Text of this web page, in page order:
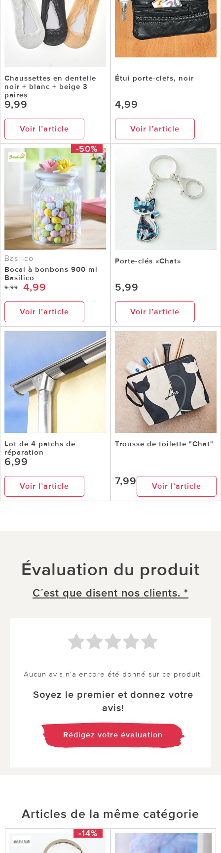
Chaussettes en dentelle
noir + blanc + beige 3
paires
9,99
Voir l’article
Étui porte-clefs, noir
4,99
Voir l’article
-50%
Basilico
Bocal à bonbons 900 ml
Basilico
9,99 4,99
Voir l’article
Porte-clés «Chat»
5,99
Voir l’article
Lot de 4 patchs de
réparation
6,99
Voir l’article
Trousse de toilette "Chat"
7,99 Voir l’article
Évaluation du produit
C´est que disent nos clients. *
Aucun avis n'a encore été donné sur ce produit.
Soyez le premier et donnez votre
avis!
Rédigez votre évaluation
Articles de la même catégorie
-14%